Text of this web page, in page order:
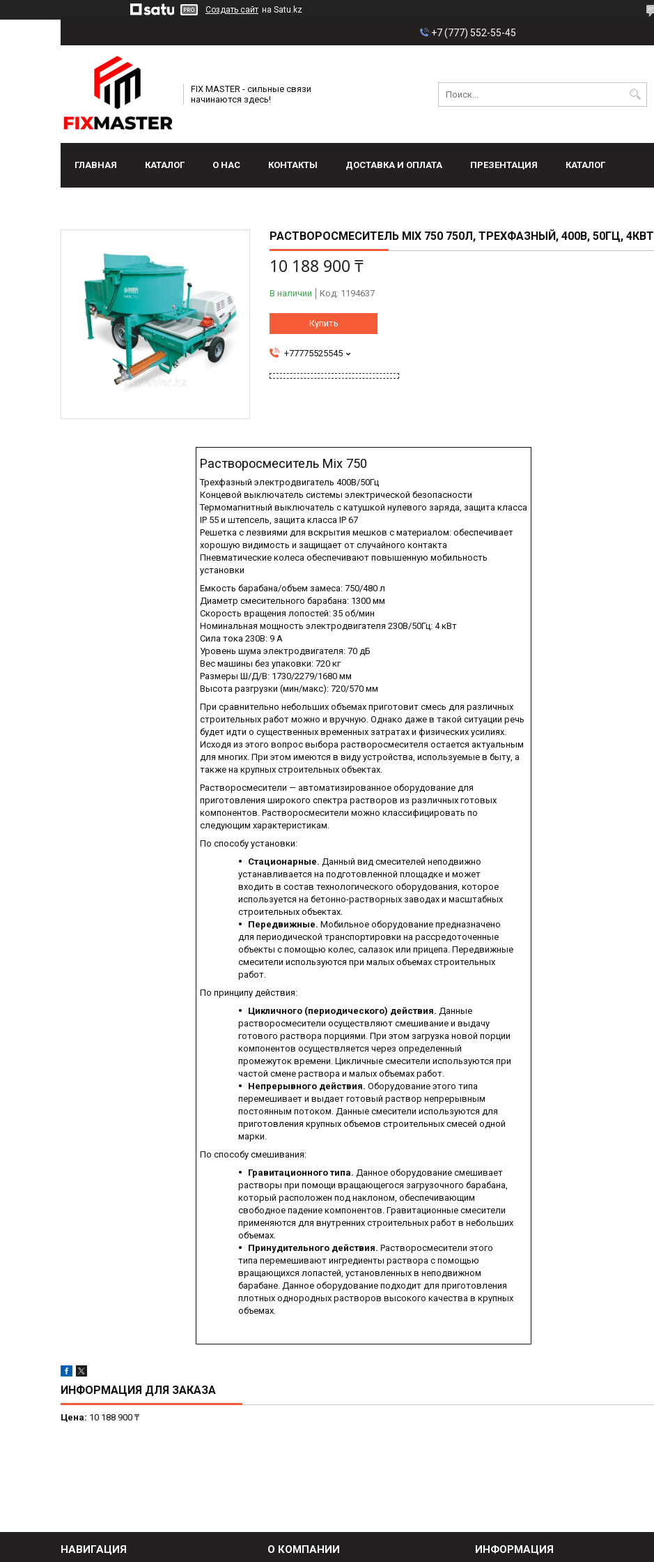
Создать сайт на Satu.kz
+7 (777) 552-55-45
FIX MASTER - сильные связи
начинаются здесь!
ГЛАВНАЯ КАТАЛОГ О НАС КОНТАКТЫ ДОСТАВКА И ОПЛАТА ПРЕЗЕНТАЦИЯ КАТАЛОГ
РАСТВОРОСМЕСИТЕЛЬ MIX 750 750Л, ТРЕХФАЗНЫЙ, 400В, 50ГЦ, 4КВТ
10 188 900 ₸
В наличии Код: 1194637
Купить
+77775525545
Растворосмеситель Mix 750
Трехфазный электродвигатель 400В/50Гц
Концевой выключатель системы электрической безопасности
Термомагнитный выключатель с катушкой нулевого заряда, защита класса
IP 55 и штепсель, защита класса IP 67
Решетка с лезвиями для вскрытия мешков с материалом: обеспечивает
хорошую видимость и защищает от случайного контакта
Пневматические колеса обеспечивают повышенную мобильность
установки
Емкость барабана/объем замеса: 750/480 л
Диаметр смесительного барабана: 1300 мм
Скорость вращения лопостей: 35 об/мин
Номинальная мощность электродвигателя 230В/50Гц: 4 кВт
Сила тока 230В: 9 А
Уровень шума электродвигателя: 70 дБ
Вес машины без упаковки: 720 кг
Размеры Ш/Д/В: 1730/2279/1680 мм
Высота разгрузки (мин/макс): 720/570 мм
При сравнительно небольших объемах приготовит смесь для различных
строительных работ можно и вручную. Однако даже в такой ситуации речь
будет идти о существенных временных затратах и физических усилиях.
Исходя из этого вопрос выбора растворосмесителя остается актуальным
для многих. При этом имеются в виду устройства, используемые в быту, а
также на крупных строительных объектах.
Растворосмесители — автоматизированное оборудование для
приготовления широкого спектра растворов из различных готовых
компонентов. Растворосмесители можно классифицировать по
следующим характеристикам.
По способу установки:
Стационарные. Данный вид смесителей неподвижно
устанавливается на подготовленной площадке и может
входить в состав технологического оборудования, которое
используется на бетонно-растворных заводах и масштабных
строительных объектах.
Передвижные. Мобильное оборудование предназначено
для периодической транспортировки на рассредоточенные
объекты с помощью колес, салазок или прицепа. Передвижные
смесители используются при малых объемах строительных
работ.
По принципу действия:
Цикличного (периодического) действия. Данные
растворосмесители осуществляют смешивание и выдачу
готового раствора порциями. При этом загрузка новой порции
компонентов осуществляется через определенный
промежуток времени. Цикличные смесители используются при
частой смене раствора и малых объемах работ.
Непрерывного действия. Оборудование этого типа
перемешивает и выдает готовый раствор непрерывным
постоянным потоком. Данные смесители используются для
приготовления крупных объемов строительных смесей одной
марки.
По способу смешивания:
Гравитационного типа. Данное оборудование смешивает
растворы при помощи вращающегося загрузочного барабана,
который расположен под наклоном, обеспечивающим
свободное падение компонентов. Гравитационные смесители
применяются для внутренних строительных работ в небольших
объемах.
Принудительного действия. Растворосмесители этого
типа перемешивают ингредиенты раствора с помощью
вращающихся лопастей, установленных в неподвижном
барабане. Данное оборудование подходит для приготовления
плотных однородных растворов высокого качества в крупных
объемах.
ИНФОРМАЦИЯ ДЛЯ ЗАКАЗА
Цена: 10 188 900 ₸
НАВИГАЦИЯ О КОМПАНИИ ИНФОРМАЦИЯ